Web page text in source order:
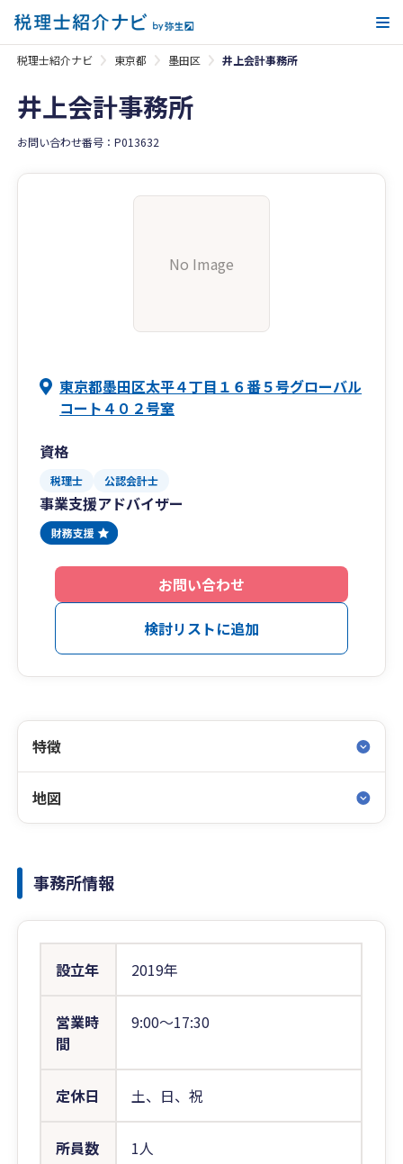
税理士紹介ナビ 東京都 墨田区 井上会計事務所
井上会計事務所
お問い合わせ番号：P013632
No Image
東京都墨田区太平４丁目１６番５号グローバル
コート４０２号室
資格
税理士 公認会計士
事業支援アドバイザー
お問い合わせ
検討リストに追加
特徴
地図
事務所情報
設立年 2019年
営業時
間
9:00〜17:30
定休日 土、日、祝
所員数 1人